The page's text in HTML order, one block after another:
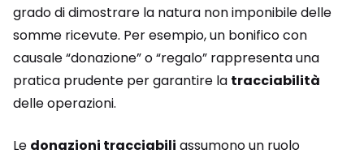
grado di dimostrare la natura non imponibile delle
somme ricevute. Per esempio, un bonifico con
causale “donazione” o “regalo” rappresenta una
pratica prudente per garantire la tracciabilità
delle operazioni.
Le donazioni tracciabili assumono un ruolo